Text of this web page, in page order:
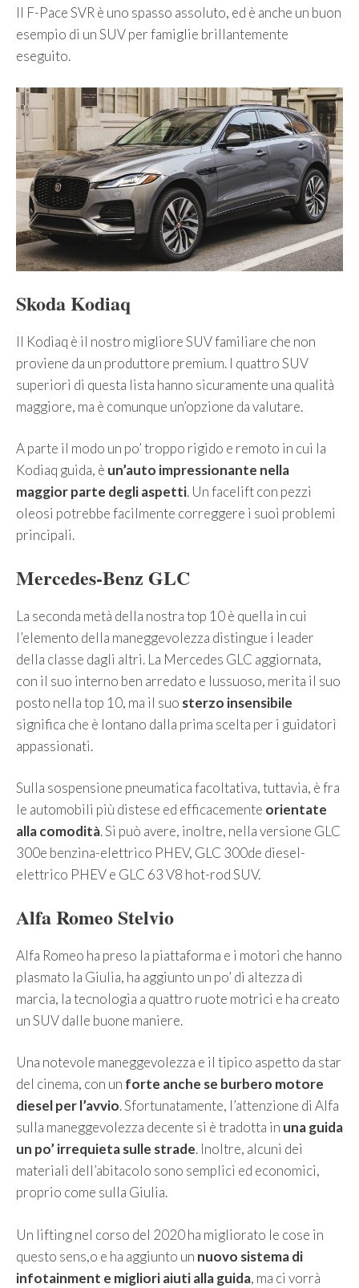
Il F-Pace SVR è uno spasso assoluto, ed è anche un buon
esempio di un SUV per famiglie brillantemente
eseguito.
SkodaKodiaq
Il Kodiaq è il nostro migliore SUV familiare che non
proviene da un produttore premium. I quattro SUV
superiori di questa lista hanno sicuramente una qualità
maggiore, ma è comunque un’opzione da valutare.
A parte il modo un po’ troppo rigido e remoto in cui la
Kodiaq guida, è un’auto impressionante nella
maggior parte degli aspetti. Un facelift con pezzi
oleosi potrebbe facilmente correggere i suoi problemi
principali.
Mercedes-Benz GLC
La seconda metà della nostra top 10 è quella in cui
l’elemento della maneggevolezza distingue i leader
della classe dagli altri. La Mercedes GLC aggiornata,
con il suo interno ben arredato e lussuoso, merita il suo
posto nella top 10, ma il suo sterzo insensibile
significa che è lontano dalla prima scelta per i guidatori
appassionati.
Sulla sospensione pneumatica facoltativa, tuttavia, è fra
le automobili più distese ed efficacemente orientate
alla comodità. Si può avere, inoltre, nella versione GLC
300e benzina-elettrico PHEV, GLC 300de diesel-
elettrico PHEV e GLC 63 V8 hot-rod SUV.
Alfa Romeo Stelvio
Alfa Romeo ha preso la piattaforma e i motori che hanno
plasmato la Giulia, ha aggiunto un po’ di altezza di
marcia, la tecnologia a quattro ruote motrici e ha creato
un SUV dalle buone maniere.
Una notevole maneggevolezza e il tipico aspetto da star
del cinema, con un forte anche se burbero motore
diesel per l’avvio. Sfortunatamente, l’attenzione di Alfa
sulla maneggevolezza decente si è tradotta in una guida
un po’ irrequieta sulle strade. Inoltre, alcuni dei
materiali dell’abitacolo sono semplici ed economici,
proprio come sulla Giulia.
Un lifting nel corso del 2020 ha migliorato le cose in
questo sens,o e ha aggiunto un nuovo sistema di
infotainment e migliori aiuti alla guida, ma ci vorrà